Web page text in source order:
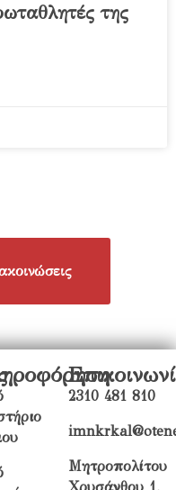
της
2310 481 810
Μητροπολίτου